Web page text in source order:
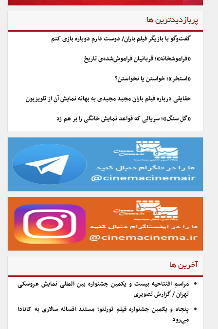
پربازدیدترین ها
گفت‌وگو با بازیگر فیلم باران/ دوست دارم دوباره بازی کنم
«فراموشخانه»؛ قربانیان فراموش‌شده‌ی تاریخ
«استخر»؛ خواستن یا نخواستن؟
حقایقی درباره فیلم باران مجید مجیدی به بهانه نمایش آن از تلویزیون
«گل سنگ»؛ سریالی که قواعد نمایش خانگی را بر هم زد
آخرین ها
مراسم افتتاحیه بیست و یکمین جشنواره بین المللی نمایش عروسکی
تهران / گزارش تصویری
پنجاه و یکمین جشنواره فیلم تورنتو؛ مستند افسانه سالاری به کانادا
می‌رود